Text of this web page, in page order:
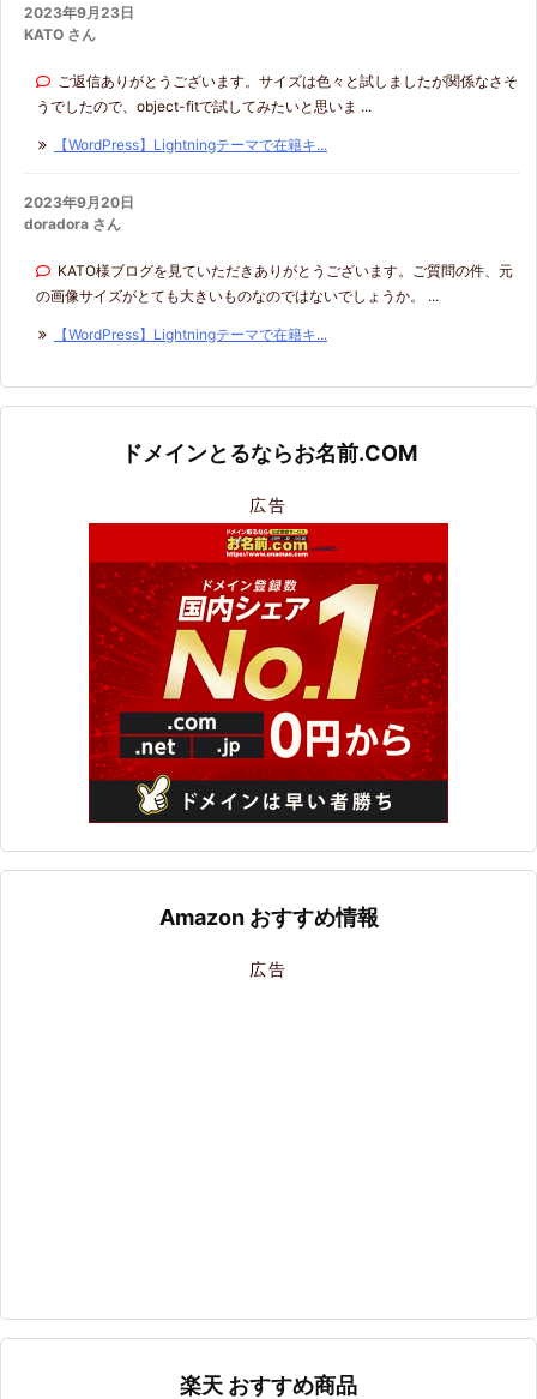
2023年9月23日
KATO さん
ご返信ありがとうございます。サイズは色々と試しましたが関係なさそ
うでしたので、object-fitで試してみたいと思いま ...
【WordPress】Lightningテーマで在籍キ...
2023年9月20日
doradora さん
KATO様ブログを見ていただきありがとうございます。ご質問の件、元
の画像サイズがとても大きいものなのではないでしょうか。 ...
【WordPress】Lightningテーマで在籍キ...
ドメインとるならお名前.COM
広告
Amazon おすすめ情報
広告
楽天 おすすめ商品